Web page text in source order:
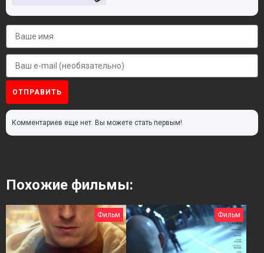
ОТПРАВИТЬ
Комментариев еще нет. Вы можете стать первым!
Похожие фильмы:
Фильм Фильм